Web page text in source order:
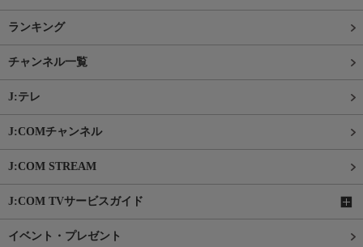
ランキング
チャンネル一覧
J:テレ
J:COMチャンネル
J:COM STREAM
J:COM TVサービスガイド
イベント・プレゼント